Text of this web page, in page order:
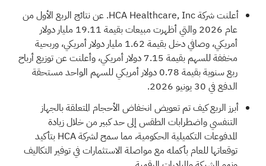
أعلنت شركة HCA Healthcare, Inc. عن نتائج الربع الأول من
عام 2026 والتي أظهرت مبيعات بقيمة 19.11 مليار دولار
أمريكي، وصافي دخل بقيمة 1.62 مليار دولار أمريكي، وربحية
مخففة للسهم بقيمة 7.15 دولار أمريكي، وأعلنت عن توزيع أرباح
ربع سنوية بقيمة 0.78 دولار أمريكي للسهم الواحد مستحقة
الدفع في 30 يونيو 2026.
أبرز الربع كيف تم تعويض انخفاض الأحجام المتعلقة بالجهاز
التنفسي واضطرابات الطقس إلى حد كبير من خلال زيادة
المدفوعات التكميلية الحكومية، مما سمح لشركة HCA بتأكيد
توقعاتها للعام بأكمله مع مواصلة الاستثمارات في توفير التكاليف